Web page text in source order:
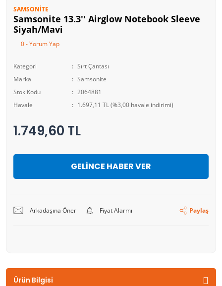
SAMSONITE
Samsonite 13.3'' Airglow Notebook Sleeve
Siyah/Mavi
0 - Yorum Yap
Kategori
Sırt Çantası
Marka
Samsonite
Stok Kodu
2064881
Havale
1.697,11 TL (%3,00 havale indirimi)
1.749,60 TL
GELİNCE HABER VER
Arkadaşına Öner Fiyat Alarmı Paylaş
Ürün Bilgisi